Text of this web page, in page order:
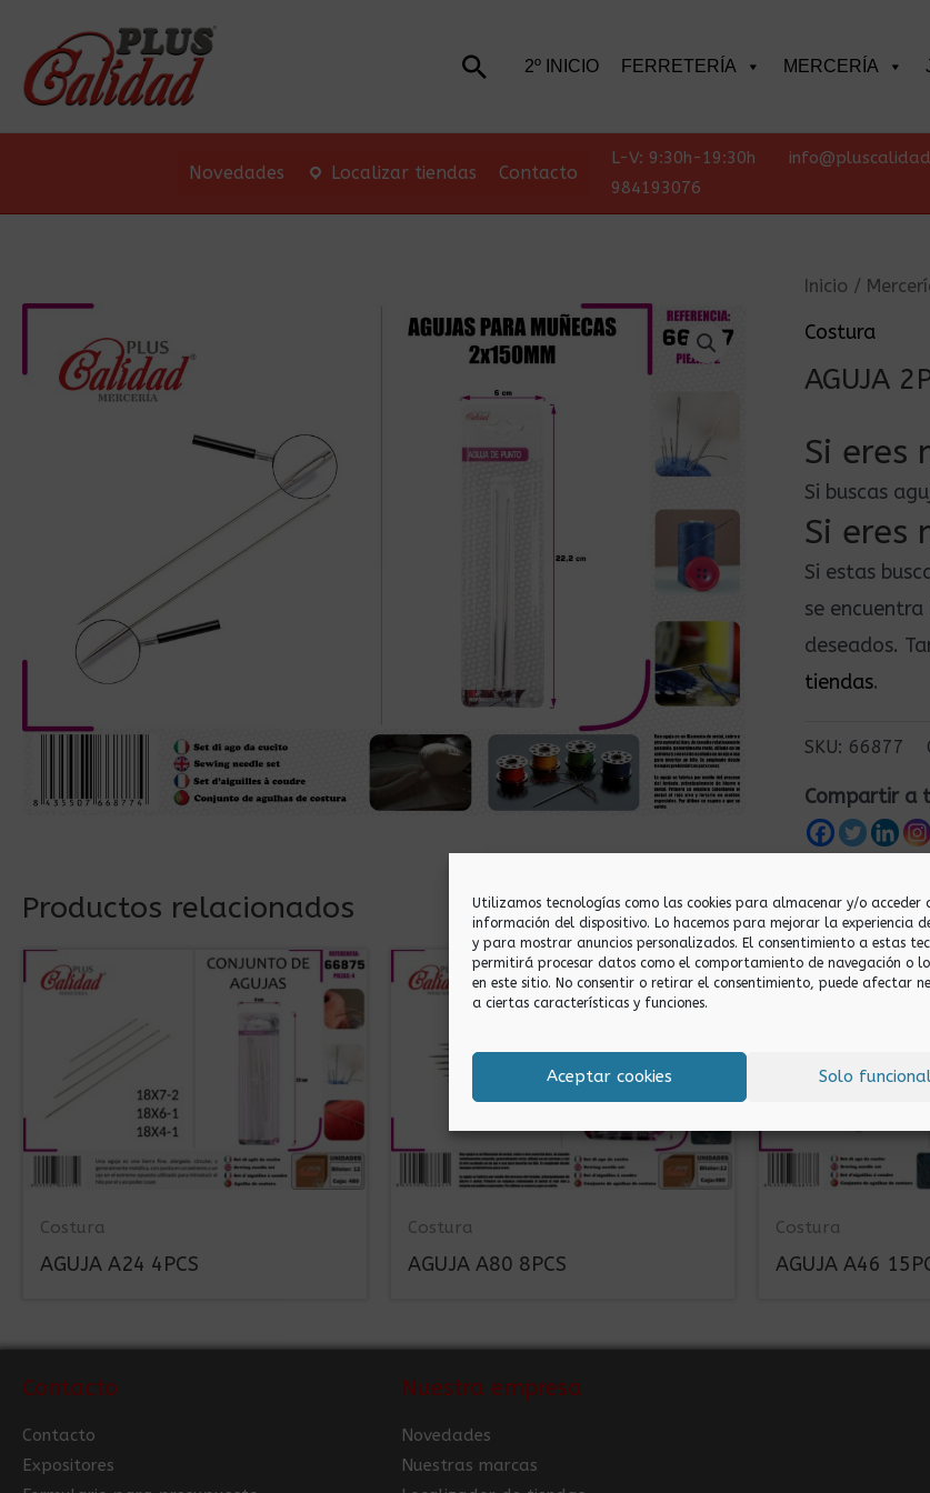
Utilizamos tecnologías como las cookies para almacenar y/o acceder
información del dispositivo. Lo hacemos para mejorar la experiencia
y para mostrar anuncios personalizados. El consentimiento a estas
permitirá procesar datos como el comportamiento de navegación o
en este sitio. No consentir o retirar el consentimiento, puede afectar
a ciertas características y funciones.
Aceptar cookies Solo
Buscar2º INICIO FERRETERÍA MERCERÍA
Novedades Localizar tiendas Contacto
L-V: 9:30h-19:30h
984193076
Inicio /
Costura
AGUJA
Si eres
Si buscas
Si eres
Si estas
se
deseados.
tiendas.
SKU: 66877
Compartir a
Productos relacionados
Costura
AGUJA A24 4PCS
Costura
AGUJA A80 8PCS
Costura
AGUJA A46
Contacto
Contacto
Expositores
Nuestra empresa
Novedades
Nuestras marcas